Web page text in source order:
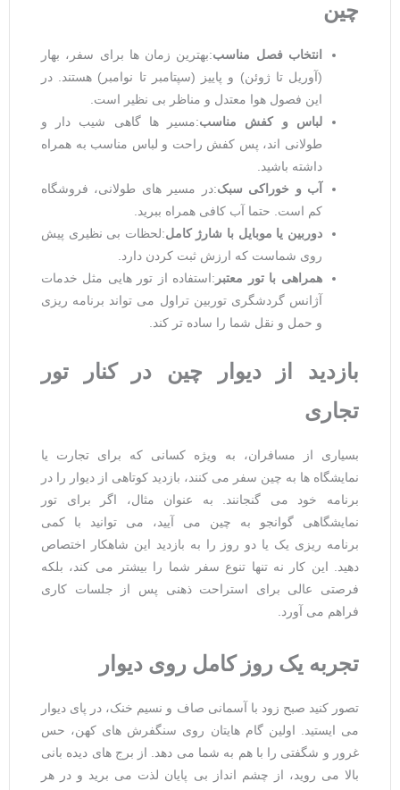
چین
انتخاب فصل مناسب:بهترین زمان ‌ها برای سفر، بهار
(آوریل تا ژوئن) و پاییز (سپتامبر تا نوامبر) هستند. در
این فصول هوا معتدل و مناظر بی ‌نظیر است.
لباس و کفش مناسب:مسیر ها گاهی شیب ‌دار و
طولانی ‌اند، پس کفش راحت و لباس مناسب به همراه
داشته باشید.
آب و خوراکی سبک:در مسیر های طولانی، فروشگاه
کم است. حتما آب کافی همراه ببرید.
دوربین یا موبایل با شارژ کامل:لحظات بی ‌نظیری پیش
روی شماست که ارزش ثبت کردن دارد.
همراهی با تور معتبر:استفاده از تور هایی مثل خدمات
آژانس گردشگری توربین تراول می ‌تواند برنامه ‌ریزی
و حمل ‌و نقل شما را ساده ‌تر کند.
بازدید از دیوار چین در کنار تور
تجاری
بسیاری از مسافران، به ‌ویژه کسانی که برای تجارت یا
نمایشگاه‌ ها به چین سفر می ‌کنند، بازدید کوتاهی از دیوار را در
برنامه خود می ‌گنجانند. به ‌عنوان مثال، اگر برای تور
نمایشگاهی گوانجو به چین می ‌آیید، می‌ توانید با کمی
برنامه ‌ریزی یک یا دو روز را به بازدید این شاهکار اختصاص
دهید. این کار نه تنها تنوع سفر شما را بیشتر می ‌کند، بلکه
فرصتی عالی برای استراحت ذهنی پس از جلسات کاری
فراهم می ‌آورد.
تجربه یک روز کامل روی دیوار
تصور کنید صبح زود با آسمانی صاف و نسیم خنک، در پای دیوار
می ‌ایستید. اولین گام‌ هایتان روی سنگفرش ‌های کهن، حس
غرور و شگفتی را با هم به شما می ‌دهد. از برج‌ های دیده‌ بانی
بالا می ‌روید، از چشم ‌انداز بی ‌پایان لذت می ‌برید و در هر